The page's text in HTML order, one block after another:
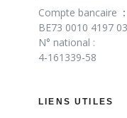
Compte bancaire :
BE73 0010 4197
N° national :
4-161339-58
LIENS UTILES